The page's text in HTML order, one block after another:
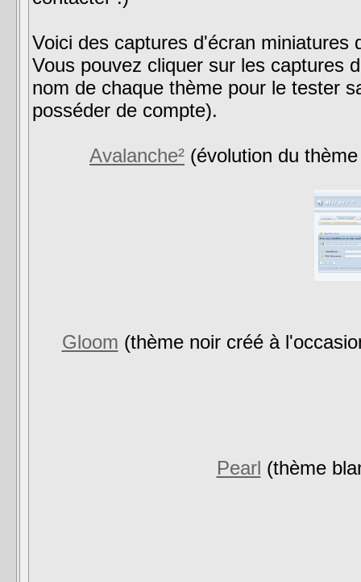
Voici des captures d'écran
Vous pouvez cliquer sur les captures
nom de chaque thème pour le tester
posséder de compte).
Avalanche² (évolution du
Gloom (thème noir créé à
Pearl (thème